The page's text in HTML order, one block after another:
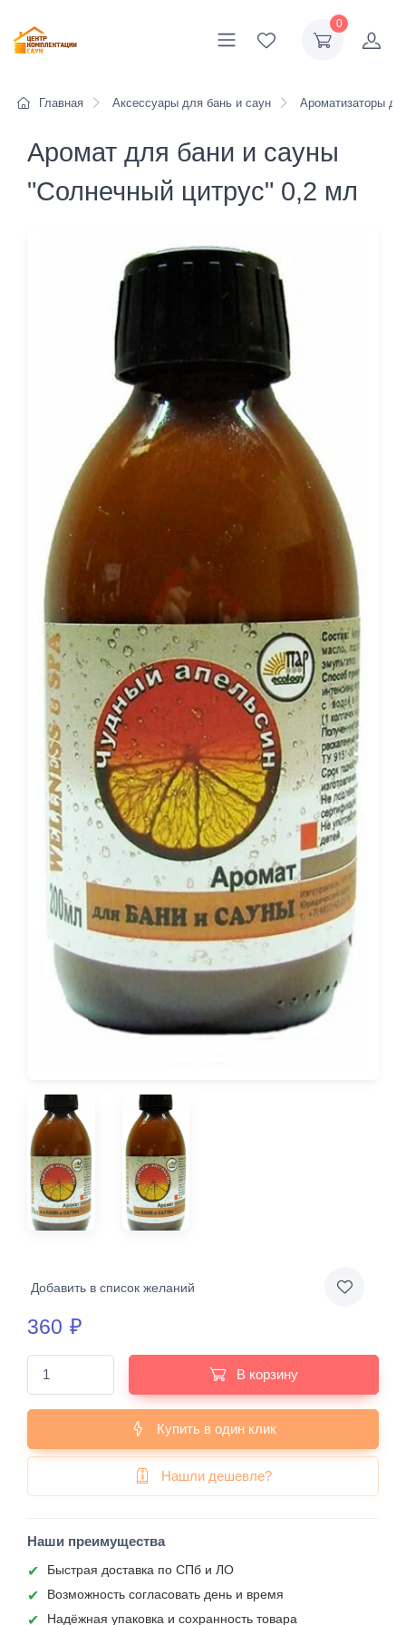
0
Главная Аксессуары для бань и саун Ароматизаторы
Аромат для бани и сауны
"Солнечный цитрус" 0,2 мл
Добавить в список желаний
360 ₽
В корзину
Купить в один клик
Нашли дешевле?
Наши преимущества
Быстрая доставка по СПб и ЛО
Возможность согласовать день и время
Надёжная упаковка и сохранность товара